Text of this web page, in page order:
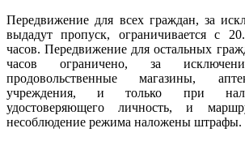
Передвижение для всех граждан, за
выдадут пропуск, ограничивается с
часов. Передвижение для остальных
часов ограничено, за
продовольственные магазины,
учреждения, и только при
удостоверяющего личность, и
несоблюдение режима наложены штрафы.